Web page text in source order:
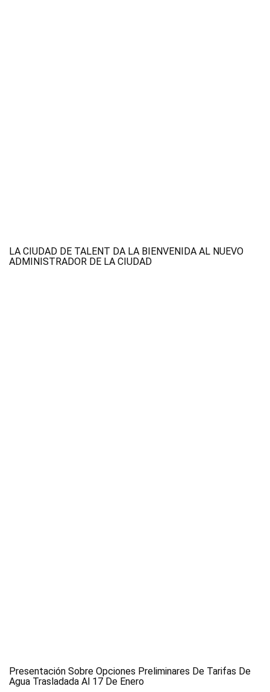
LA CIUDAD DE TALENT DA LA BIENVENIDA AL NUEVO
ADMINISTRADOR DE LA CIUDAD
Presentación Sobre Opciones Preliminares De Tarifas De
Agua Trasladada Al 17 De Enero